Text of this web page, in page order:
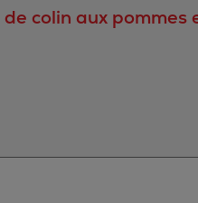
colin aux pommes